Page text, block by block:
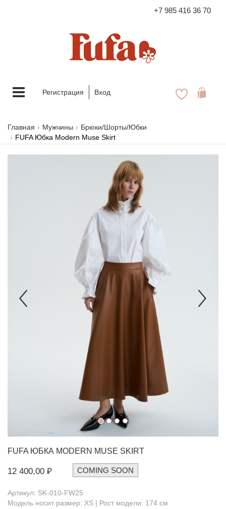
+7 985 416 36 70
FASHION FAMILY STORE
Меню Регистрация Вход
Главная Мужчины
Брюки/Шорты/Юбки
FUFA Юбка Modern Muse Skirt
FUFA ЮБКА MODERN MUSE SKIRT
12 400,00 ₽ COMING SOON
Артикул: SK-010-FW25
Модель носит размер: XS | Рост модели: 174 см